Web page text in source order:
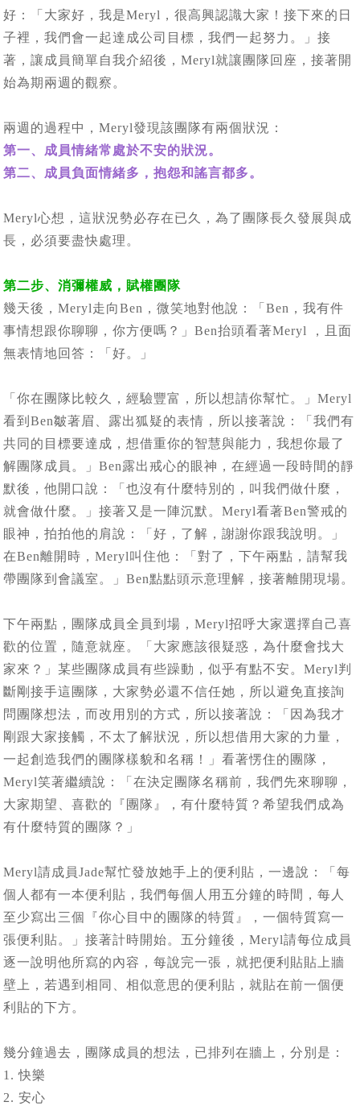
好：「大家好，我是Meryl，很高興認識大家！接下來的日
子裡，我們會一起達成公司目標，我們一起努力。」接
著，讓成員簡單自我介紹後，Meryl就讓團隊回座，接著開
始為期兩週的觀察。
兩週的過程中，Meryl發現該團隊有兩個狀況：
第一、成員情緒常處於不安的狀況。
第二、成員負面情緒多，抱怨和謠言都多。
Meryl心想，這狀況勢必存在已久，為了團隊長久發展與成
長，必須要盡快處理。
第二步、消彌權威，賦權團隊
幾天後，Meryl走向Ben，微笑地對他說：「Ben，我有件
事情想跟你聊聊，你方便嗎？」Ben抬頭看著Meryl ，且面
無表情地回答：「好。」
「你在團隊比較久，經驗豐富，所以想請你幫忙。」Meryl
看到Ben皺著眉、露出狐疑的表情，所以接著說：「我們有
共同的目標要達成，想借重你的智慧與能力，我想你最了
解團隊成員。」Ben露出戒心的眼神，在經過一段時間的靜
默後，他開口說：「也沒有什麼特別的，叫我們做什麼，
就會做什麼。」接著又是一陣沉默。Meryl看著Ben警戒的
眼神，拍拍他的肩說：「好，了解，謝謝你跟我說明。」
在Ben離開時，Meryl叫住他：「對了，下午兩點，請幫我
帶團隊到會議室。」Ben點點頭示意理解，接著離開現場。
下午兩點，團隊成員全員到場，Meryl招呼大家選擇自己喜
歡的位置，隨意就座。「大家應該很疑惑，為什麼會找大
家來？」某些團隊成員有些躁動，似乎有點不安。Meryl判
斷剛接手這團隊，大家勢必還不信任她，所以避免直接詢
問團隊想法，而改用別的方式，所以接著說：「因為我才
剛跟大家接觸，不太了解狀況，所以想借用大家的力量，
一起創造我們的團隊樣貌和名稱！」看著愣住的團隊，
Meryl笑著繼續說：「在決定團隊名稱前，我們先來聊聊，
大家期望、喜歡的『團隊』，有什麼特質？希望我們成為
有什麼特質的團隊？」
Meryl請成員Jade幫忙發放她手上的便利貼，一邊說：「每
個人都有一本便利貼，我們每個人用五分鐘的時間，每人
至少寫出三個『你心目中的團隊的特質』，一個特質寫一
張便利貼。」接著計時開始。五分鐘後，Meryl請每位成員
逐一說明他所寫的內容，每說完一張，就把便利貼貼上牆
壁上，若遇到相同、相似意思的便利貼，就貼在前一個便
利貼的下方。
幾分鐘過去，團隊成員的想法，已排列在牆上，分別是：
1. 快樂
2. 安心